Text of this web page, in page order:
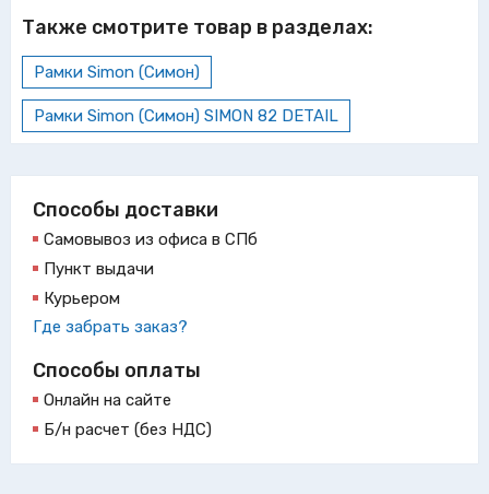
Также смотрите товар в разделах:
Рамки Simon (Симон)
Рамки Simon (Симон) SIMON 82 DETAIL
Способы доставки
Самовывоз из офиса в СПб
Пункт выдачи
Курьером
Где забрать заказ?
Способы оплаты
Онлайн на сайте
Б/н расчет (без НДС)